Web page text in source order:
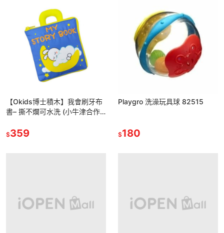
【Okids博士積木】我會刷牙布
書– 撕不爛可水洗 (小牛津合作
$359
Playgro 洗澡玩具球 82515
$180